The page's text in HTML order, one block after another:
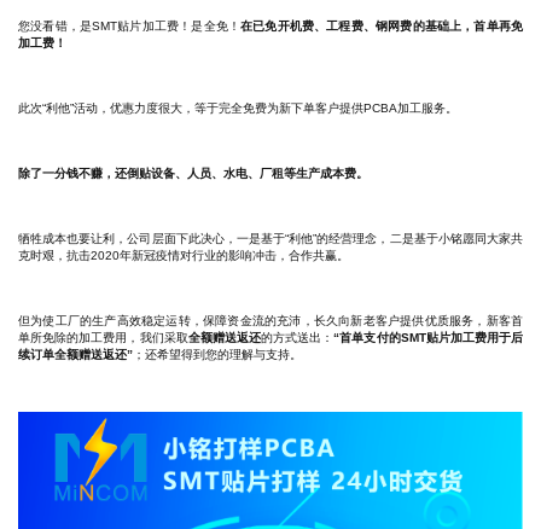
您没看错，是SMT贴片加工费！是全免！在已免开机费、工程费、钢网费的基础上，首单再免
加工费！
此次“利他”活动，优惠力度很大，等于完全免费为新下单客户提供PCBA加工服务。
除了一分钱不赚，还倒贴设备、人员、水电、厂租等生产成本费。
牺牲成本也要让利，公司层面下此决心，一是基于“利他”的经营理念，二是基于小铭愿同大家共
克时艰，抗击2020年新冠疫情对行业的影响冲击，合作共赢。
但为使工厂的生产高效稳定运转，保障资金流的充沛，长久向新老客户提供优质服务，新客首
单所免除的加工费用，我们采取全额赠送返还的方式送出：“首单支付的SMT贴片加工费用于后
续订单全额赠送返还” ；还希望得到您的理解与支持。